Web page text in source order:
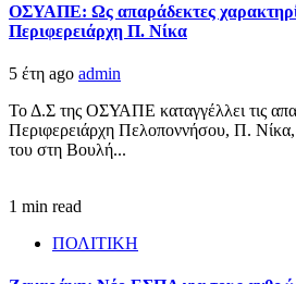
ΟΣΥΑΠΕ: Ως απαράδεκτες
Περιφερειάρχη Π. Νίκα
5 έτη ago admin
Το Δ.Σ της ΟΣΥΑΠΕ καταγγέλλει τις
Περιφερειάρχη Πελοποννήσου, Π. Νίκα,
του στη Βουλή...
1 min read
ΠΟΛΙΤΙΚΗ